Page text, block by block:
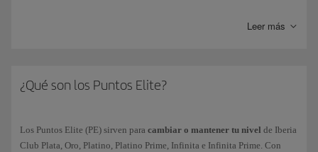
accederás también a funciones como reservas o check-in online.Leer más
¿Qué son los Puntos Elite?
Los Puntos Elite (PE) sirven para cambiar o mantener tu nivel de Iberia
Club Plata, Oro, Platino, Platino Prime, Infinita e Infinita Prime. Con